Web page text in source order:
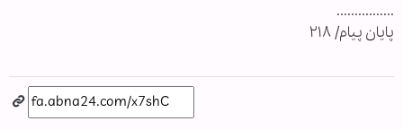
................
پایان پیام/ ۲۱۸